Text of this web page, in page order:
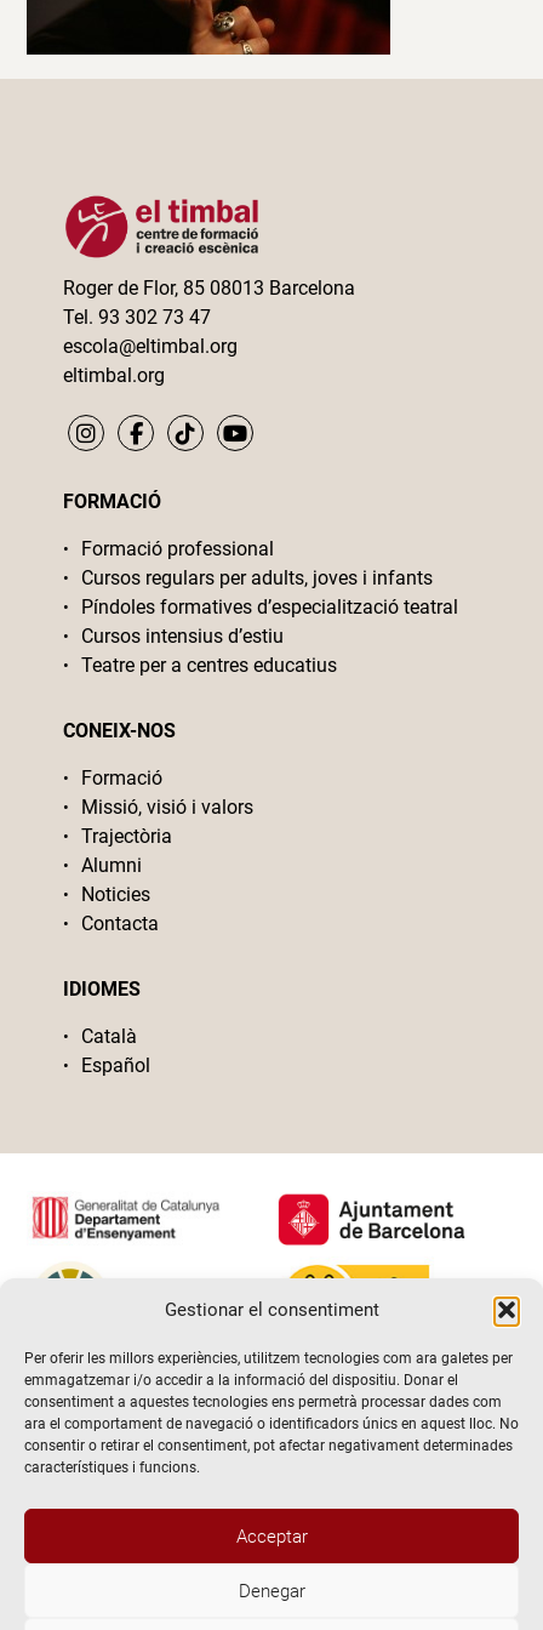
Gestionar el consentiment
Per oferir les millors experiències, utilitzem tecnologies com ara galetes per
emmagatzemar i/o accedir a la informació del dispositiu. Donar el
consentiment a aquestes tecnologies ens permetrà processar dades com
ara el comportament de navegació o identificadors únics en aquest lloc. No
consentir o retirar el consentiment, pot afectar negativament determinades
característiques i funcions.
Acceptar
Denegar
Roger de Flor, 85 08013 Barcelona
Tel. 93 302 73 47
escola@eltimbal.org
eltimbal.org
FORMACIÓ
Formació professional
Cursos regulars per adults, joves i infants
Píndoles formatives d’especialització teatral
Cursos intensius d’estiu
Teatre per a centres educatius
CONEIX-NOS
Formació
Missió, visió i valors
Trajectòria
Alumni
Noticies
Contacta
IDIOMES
Català
Español
@2026 Escola de teatre El Timbal. Tots els drets reservats